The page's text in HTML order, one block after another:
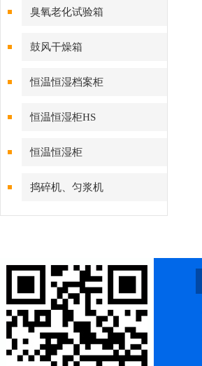
臭氧老化试验箱
鼓风干燥箱
恒温恒湿档案柜
恒温恒湿柜HS
恒温恒湿柜
捣碎机、匀浆机